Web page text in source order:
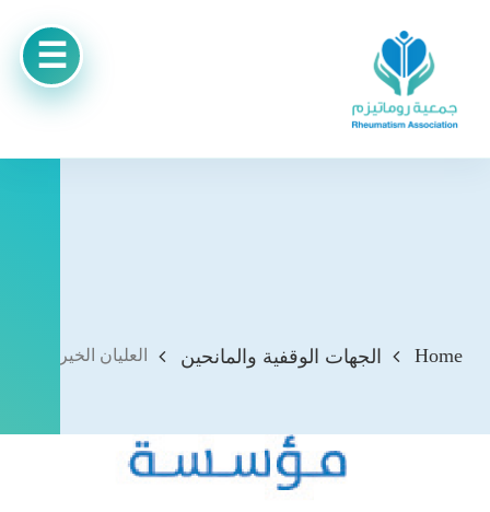
Home الجهات الوقفية والمانحين العليان الخيرية